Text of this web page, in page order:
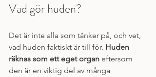
Vad gör huden?
Det är inte alla som tänker på, och vet,
vad huden faktiskt är till för. Huden
räknas som ett eget organ eftersom
den är en viktig del av många